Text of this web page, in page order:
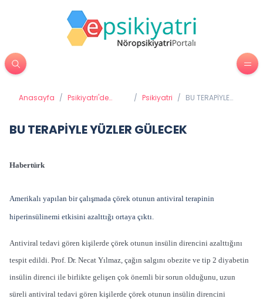
Anasayfa / Psikiyatri'de
/ Psikiyatri / BU TERAPİYLE
BU TERAPİYLE YÜZLER GÜLECEK
Habertürk
Amerikalı yapılan bir çalışmada çörek otunun antiviral terapinin
hiperinsülinemi etkisini azalttığı ortaya çıktı.
Antiviral tedavi gören kişilerde çörek otunun insülin direncini azalttığını
tespit edildi. Prof. Dr. Necat Yılmaz, çağın salgını obezite ve tip 2 diyabetin
insülin direnci ile birlikte gelişen çok önemli bir sorun olduğunu, uzun
süreli antiviral tedavi gören kişilerde çörek otunun insülin direncini